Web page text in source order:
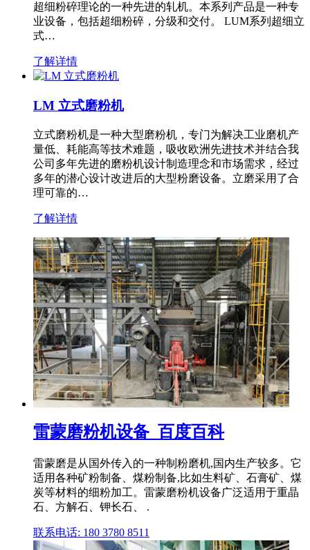
超细粉碎理论的一种先进的轧机。本系列产品是一种专
业设备，包括超细粉碎，分级和交付。 LUM系列超细立
式…
了解详情
LM 立式磨粉机
立式磨粉机是一种大型磨粉机，专门为解决工业磨机产
量低、耗能高等技术难题，吸收欧洲先进技术并结合我
公司多年先进的磨粉机设计制造理念和市场需求，经过
多年的潜心设计改进后的大型粉磨设备。立磨采用了合
理可靠的…
了解详情
雷蒙磨粉机设备_百度百科
雷蒙磨是从国外传入的一种制粉磨机,国内生产较多。它
适用各种矿粉制备、煤粉制备,比如生料矿、石膏矿、煤
炭等材料的细粉加工。雷蒙磨粉机设备广泛适用于重晶
石、方解石、钾长石、 .
联系电话: 180 3780 8511